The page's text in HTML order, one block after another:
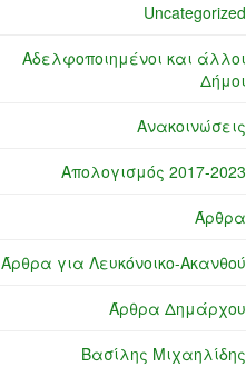
Uncategorized
Αδελφοποιημένοι και άλλοι
Δήμοι
Ανακοινώσεις
Απολογισμός 2017-2023
Άρθρα
Άρθρα για Λευκόνοικο-Ακανθού
Άρθρα Δημάρχου
Βασίλης Μιχαηλίδης